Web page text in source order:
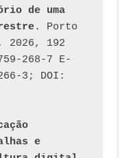
de uma
. Porto
192
268-7 E-
3; DOI:
e